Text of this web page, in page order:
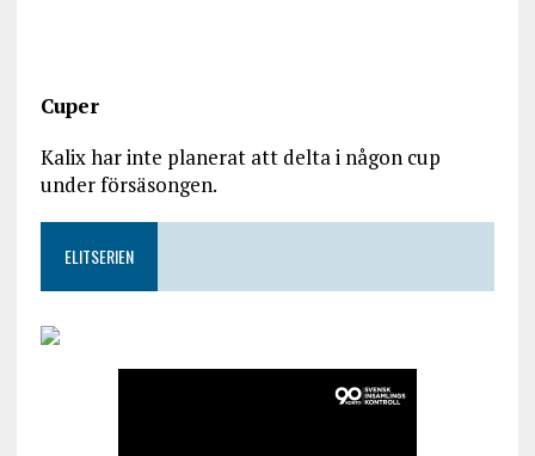
Cuper
Kalix har inte planerat att delta i någon cup
under försäsongen.
ELITSERIEN